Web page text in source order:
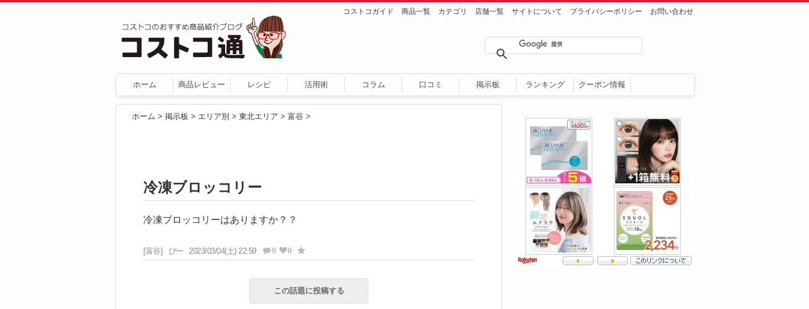
コストコガイド 商品一覧 カテゴリ 店舗一覧 サイトについて プライバシーポリシー お問い合わせ
ホーム 商品レビュー レシピ 活用術 コラム 口コミ 掲示板 ランキング クーポン情報
ホーム > 掲示板 > エリア別 > 東北エリア > 富谷 >
冷凍ブロッコリー
冷凍ブロッコリーはありますか？？
[富谷] ぴー 2023/03/04(土) 22:59 0 0
この話題に投稿する